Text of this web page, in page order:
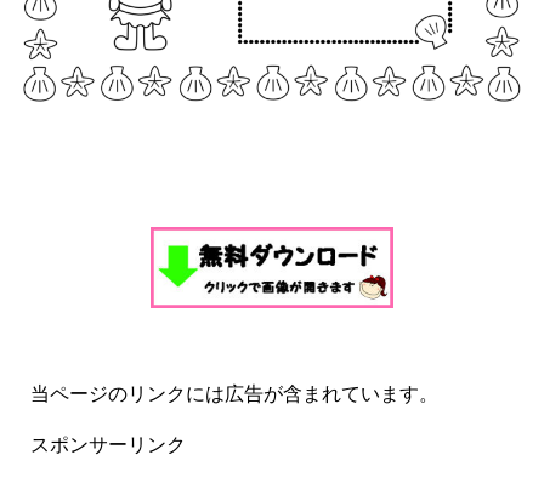
当ページのリンクには広告が含まれています。
スポンサーリンク